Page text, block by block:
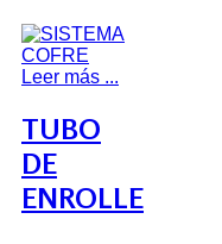
Leer más ...
TUBO
DE
ENROLLE